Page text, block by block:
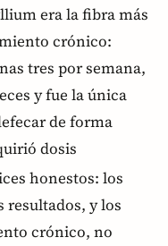
era la fibra más
crónico:
tres por semana,
y fue la única
de forma
dosis
honestos: los
resultados, y los
crónico, no